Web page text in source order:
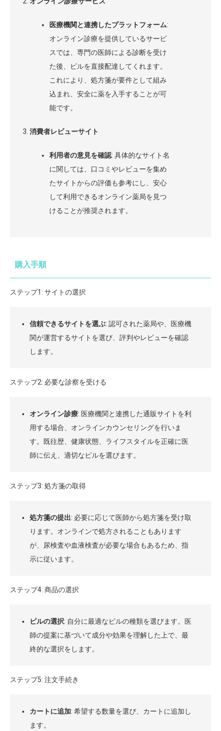
医療機関と連携したプラットフォーム:
オンライン診療を提供しているサービ
スでは、専門の医師による診断を受け
た後、ピルを直接配達してくれます。
これにより、処方箋が要件として組み
込まれ、安全に薬を入手することが可
能です。
消費者レビューサイト
利用者の意見を確認: 具体的なサイト名
に関しては、口コミやレビューを集め
たサイトからの評価も参考にし、安心
して利用できるオンライン薬局を見つ
けることが推奨されます。
購入手順
ステップ1: サイトの選択
信頼できるサイトを選ぶ: 認可された薬局や、医療機
関が運営するサイトを選び、評判やレビューを確認
します。
ステップ2: 必要な診察を受ける
オンライン診療: 医療機関と連携した通販サイトを利
用する場合、オンラインカウンセリングを行いま
す。既往歴、健康状態、ライフスタイルを正確に医
師に伝え、適切なピルを選びます。
ステップ3: 処方箋の取得
処方箋の提出: 必要に応じて医師から処方箋を受け取
ります。オンラインで処方されることもあります
が、尿検査や血液検査が必要な場合もあるため、指
示に従います。
ステップ4: 商品の選択
ピルの選択: 自分に最適なピルの種類を選びます。医
師の提案に基づいて成分や効果を理解した上で、最
終的な選択をします。
ステップ5: 注文手続き
カートに追加: 希望する数量を選び、カートに追加し
ます。